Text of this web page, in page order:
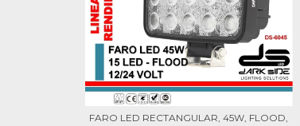
FARO LED RECTANGULAR, 45W, FLOOD,